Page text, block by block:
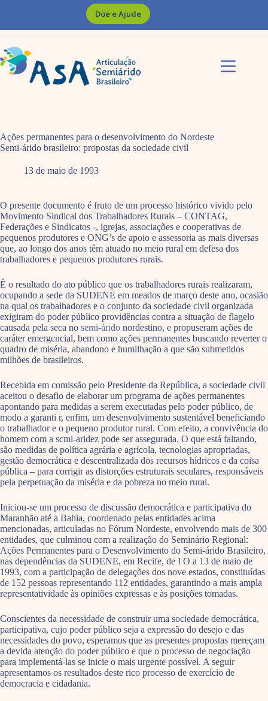
Doe e Ajude
Ações permanentes para o desenvolvimento do Nordeste
Semi-árido brasileiro: propostas da sociedade civil
13 de maio de 1993
O presente documento é fruto de um processo histórico vivido pelo
Movimento Sindical dos Trabalhadores Rurais – CONTAG,
Federações e Sindicatos -, igrejas, associações e cooperativas de
pequenos produtores e ONG’s de apoio e assessoria as mais diversas
que, ao longo dos anos têm atuado no meio rural em defesa dos
trabalhadores e pequenos produtores rurais.
É o resultado do ato público que os trabalhadores rurais realizaram,
ocupando a sede da SUDENE em meados de março deste ano, ocasião
na qual os trabalhadores e o conjunto da sociedade civil organizada
exigiram do poder público providências contra a situação de flagelo
causada pela seca no semi-árido nordestino, e propuseram ações de
caráter emergcncial, bem como ações permanentes buscando reverter o
quadro de miséria, abandono e humilhação a que são submetidos
milhões de brasileiros.
Recebida em comissão pelo Presidente da República, a sociedade civil
aceitou o desafio de elaborar um programa de ações permanentes
apontando para medidas a serem executadas pelo poder público, de
modo a garanti r, enfim, um desenvolvimento sustentável beneficiando
o trabalhador e o pequeno produtor rural. Com efeito, a convivência do
homem com a scmi-aridez pode ser assegurada. O que está faltando,
são medidas de política agrária e agrícola, tecnologias apropriadas,
gestão democrática e descentralizada dos recursos hídricos e da coisa
pública – para corrigir as distorções estruturais seculares, responsáveis
pela perpetuação da miséria e da pobreza no meio rural.
Iniciou-se um processo de discussão democrática e participativa do
Maranhão até a Bahia, coordenado pelas entidades acima
mencionadas, articuladas no Fórum Nordeste, envolvendo mais de 300
entidades, que culminou com a realização do Seminário Regional:
Ações Permanentes para o Desenvolvimento do Semi-árido Brasileiro,
nas dependências da SUDENE, em Recife, de I O a 13 de maio de
1993, com a participação de delegações dos nove estados, constituídas
de 152 pessoas representando 112 entidades, garantindo a mais ampla
representatividade às opiniões expressas e às posições tomadas.
Conscientes da necessidade de construir uma sociedade democrática,
participativa, cujo poder público seja a expressão do desejo e das
necessidades do povo, esperamos que as presentes propostas mereçam
a devida atenção do poder público e que o processo de negociação
para implementá-las se inicie o mais urgente possível. A seguir
apresentamos os resultados deste rico processo de exercício de
democracia e cidadania.